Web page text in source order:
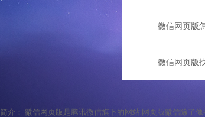
微信网页版
微信网页版
简介： 微信网页版是腾讯微信旗下的网站,网页版微信除了